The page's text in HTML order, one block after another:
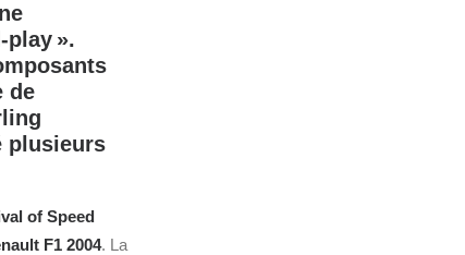
».
de
plusieurs
of Speed
F1 2004. La